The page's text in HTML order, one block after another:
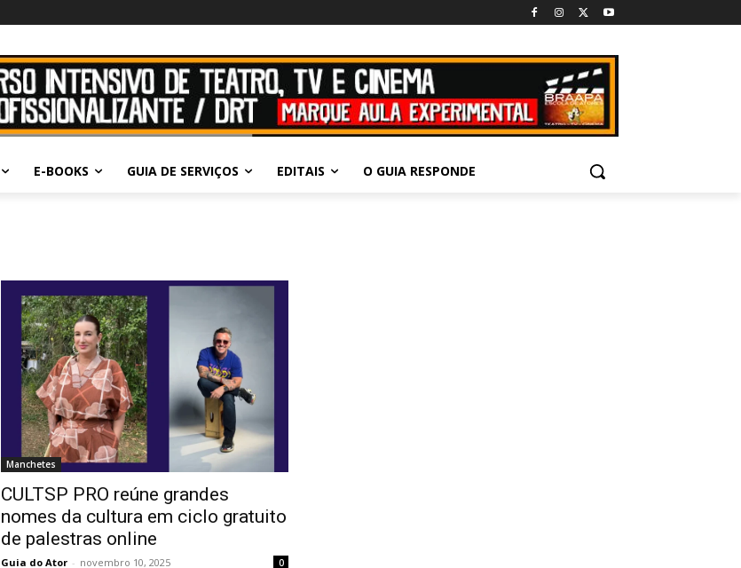
E-BOOKS GUIA DE SERVIÇOS EDITAIS O GUIA RESPONDE
Manchetes
CULTSP PRO reúne grandes
nomes da cultura em ciclo gratuito
de palestras online
Guia do Ator - novembro 10, 2025 0